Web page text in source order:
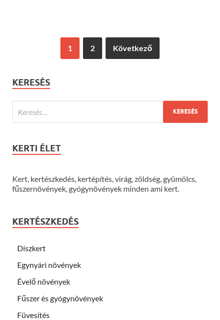
1 2 Következő
KERESÉS
KERTI ÉLET
Kert, kertészkedés, kertépítés, virág, zöldség, gyümölcs,
fűszernövények, gyógynövények minden ami kert.
KERTÉSZKEDÉS
Díszkert
Egynyári növények
Évelő növények
Fűszer és gyógynövények
Füvesítés